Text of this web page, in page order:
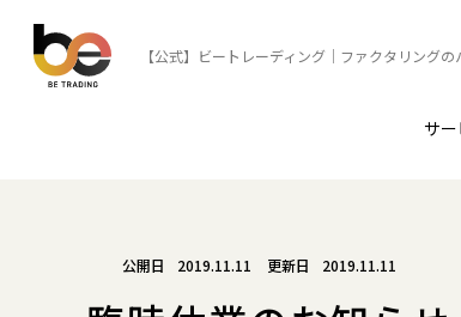
【公式】ビートレーディング｜ファクタリングの
サ
2019.11.11 2019.11.11